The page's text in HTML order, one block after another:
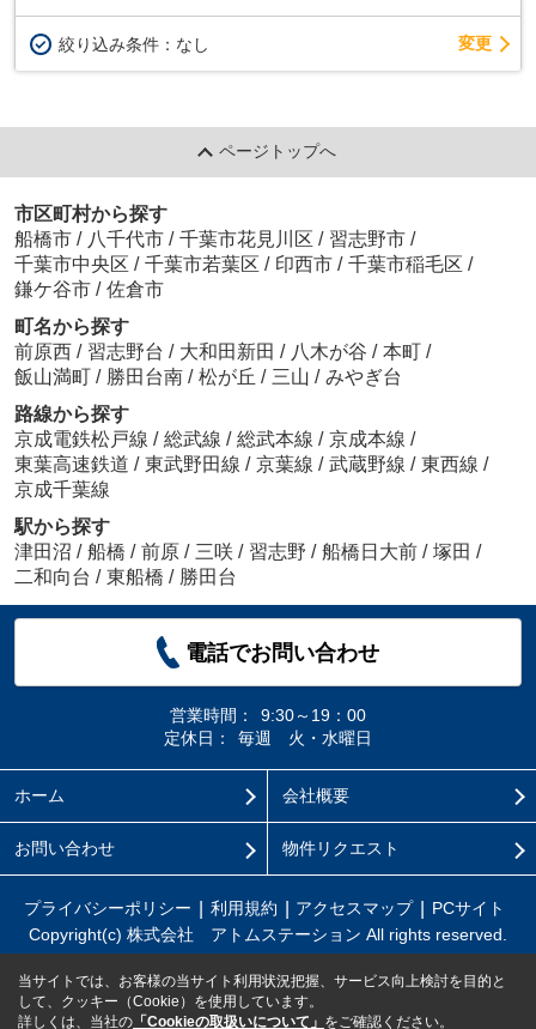
絞り込み条件： なし 変更
ページトップへ
市区町村から探す
船橋市 / 八千代市 / 千葉市花見川区 / 習志野市 /
千葉市中央区 / 千葉市若葉区 / 印西市 / 千葉市稲毛区 /
鎌ケ谷市 / 佐倉市
町名から探す
前原西 / 習志野台 / 大和田新田 / 八木が谷 / 本町 /
飯山満町 / 勝田台南 / 松が丘 / 三山 / みやぎ台
路線から探す
京成電鉄松戸線 / 総武線 / 総武本線 / 京成本線 /
東葉高速鉄道 / 東武野田線 / 京葉線 / 武蔵野線 / 東西線 /
京成千葉線
駅から探す
津田沼 / 船橋 / 前原 / 三咲 / 習志野 / 船橋日大前 / 塚田 /
二和向台 / 東船橋 / 勝田台
電話でお問い合わせ
営業時間：
9:30～19：00
定休日：
毎週 火・水曜日
ホーム 会社概要
お問い合わせ 物件リクエスト
プライバシーポリシー 利用規約 アクセスマップ
PCサイト
Copyright(c) 株式会社 アトムステーション All rights reserved.
当サイトでは、お客様の当サイト利用状況把握、サービス向上検討を目的と
して、クッキー（Cookie）を使用しています。
詳しくは、当社の 「Cookieの取扱いについて」 をご確認ください。